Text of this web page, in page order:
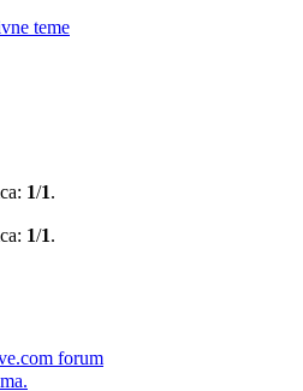
teme
1/1.
1/1.
forum